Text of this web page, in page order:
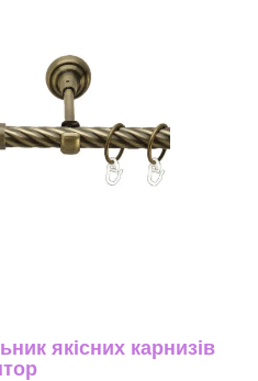
якісних карнизів